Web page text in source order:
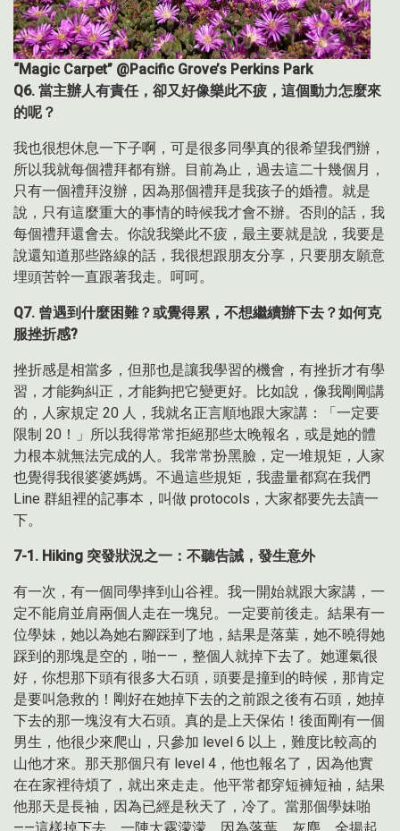
“Magic Carpet” @Pacific Grove’s Perkins Park
Q6. 當主辦人有責任，卻又好像樂此不疲，這個動力怎麼來
的呢？
我也很想休息一下子啊，可是很多同學真的很希望我們辦，
所以我就每個禮拜都有辦。目前為止，過去這二十幾個月，
只有一個禮拜沒辦，因為那個禮拜是我孩子的婚禮。就是
說，只有這麼重大的事情的時候我才會不辦。否則的話，我
每個禮拜還會去。你說我樂此不疲，最主要就是說，我要是
說還知道那些路線的話，我很想跟朋友分享，只要朋友願意
埋頭苦幹一直跟著我走。呵呵。
Q7. 曾遇到什麼困難？或覺得累，不想繼續辦下去？如何克
服挫折感?
挫折感是相當多，但那也是讓我學習的機會，有挫折才有學
習，才能夠糾正，才能夠把它變更好。比如說，像我剛剛講
的，人家規定 20 人，我就名正言順地跟大家講：「一定要
限制 20！」所以我得常常拒絕那些太晚報名，或是她的體
力根本就無法完成的人。我常常扮黑臉，定一堆規矩，人家
也覺得我很婆婆媽媽。不過這些規矩，我盡量都寫在我們
Line 群組裡的記事本，叫做 protocols，大家都要先去讀一
下。
7-1. Hiking 突發狀況之一：不聽告誡，發生意外
有一次，有一個同學摔到山谷裡。我一開始就跟大家講，一
定不能肩並肩兩個人走在一塊兒。一定要前後走。結果有一
位學妹，她以為她右腳踩到了地，結果是落葉，她不曉得她
踩到的那塊是空的，啪——，整個人就掉下去了。她運氣很
好，你想那下頭有很多大石頭，頭要是撞到的時候，那肯定
是要叫急救的！剛好在她掉下去的之前跟之後有石頭，她掉
下去的那一塊沒有大石頭。真的是上天保佑！後面剛有一個
男生，他很少來爬山，只參加 level 6 以上，難度比較高的
山他才來。那天那個只有 level 4，他也報名了，因為他實
在在家裡待煩了，就出來走走。他平常都穿短褲短袖，結果
他那天是長袖，因為已經是秋天了，冷了。當那個學妹啪